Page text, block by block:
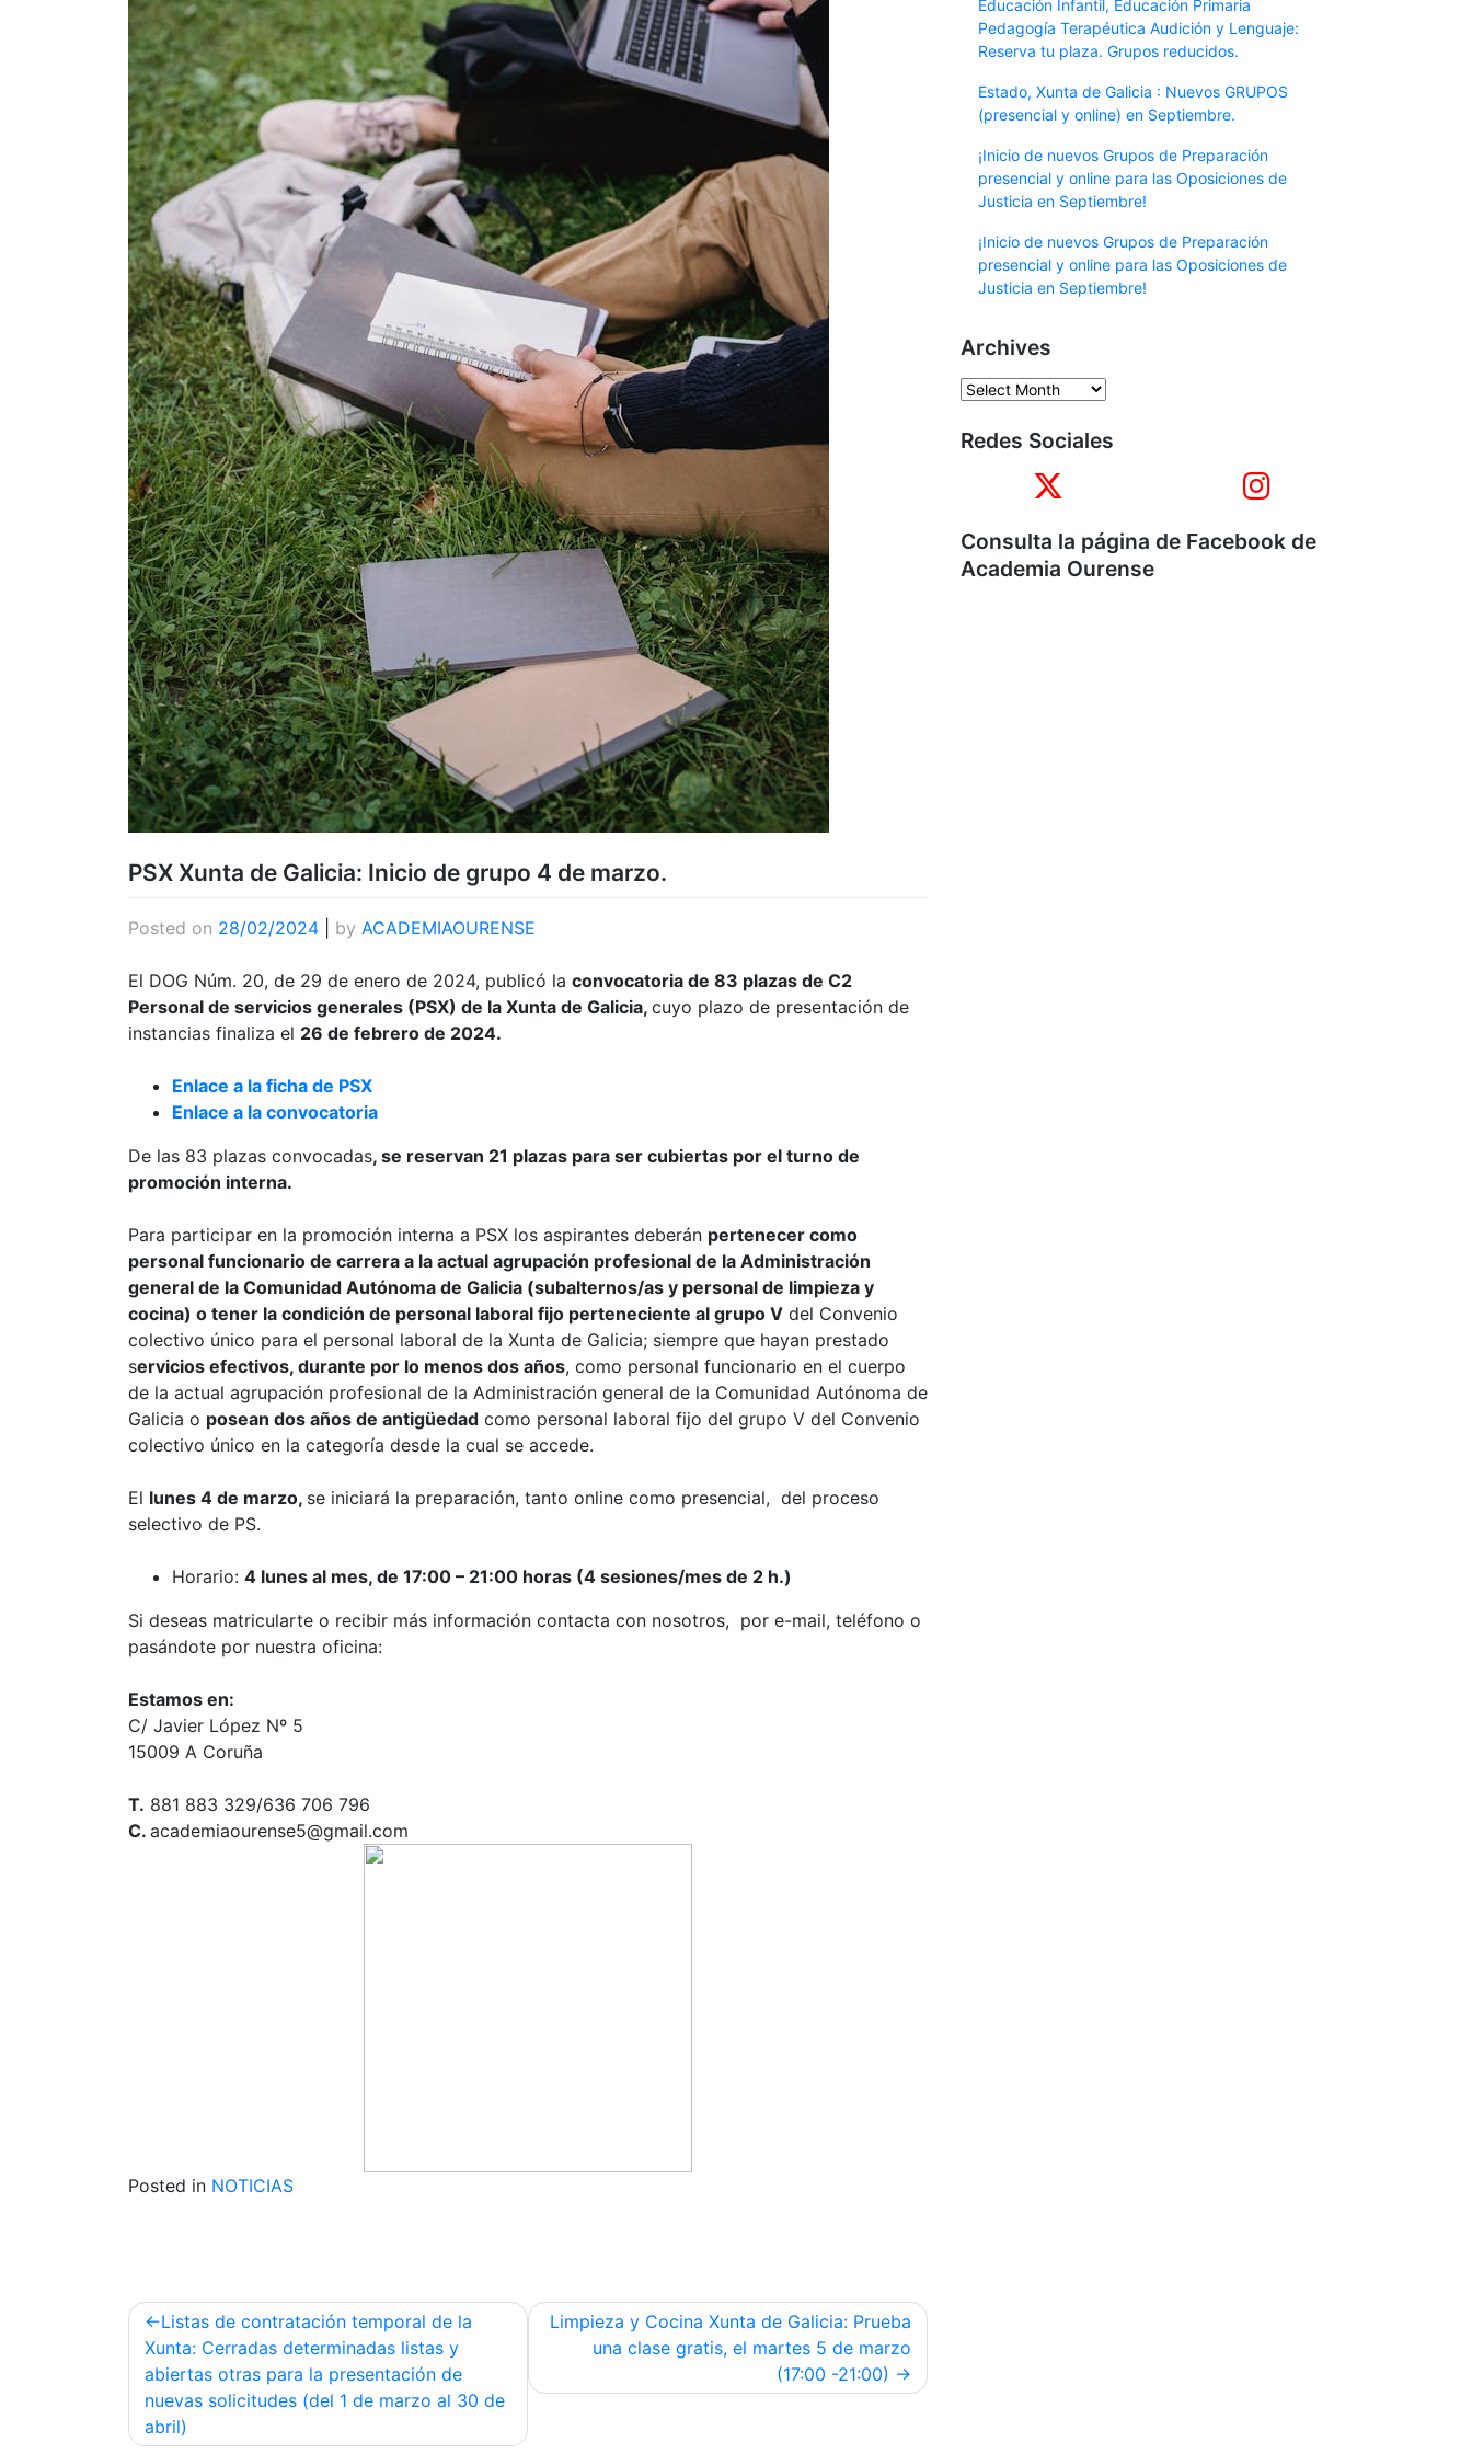
PSX Xunta de Galicia: Inicio de grupo 4 de marzo.
Posted on 28/02/2024 by ACADEMIAOURENSE
El DOG Núm. 20, de 29 de enero de 2024, publicó la convocatoria de 83 plazas de C2
Personal de servicios generales (PSX) de la Xunta de Galicia, cuyo plazo de presentación de
instancias finaliza el 26 de febrero de 2024.
Enlace a la ficha de PSX
Enlace a la convocatoria
De las 83 plazas convocadas, se reservan 21 plazas para ser cubiertas por el turno de
promoción interna.
Para participar en la promoción interna a PSX los aspirantes deberán pertenecer como
personal funcionario de carrera a la actual agrupación profesional de la Administración
general de la Comunidad Autónoma de Galicia (subalternos/as y personal de limpieza y
cocina) o tener la condición de personal laboral fijo perteneciente al grupo V del Convenio
colectivo único para el personal laboral de la Xunta de Galicia; siempre que hayan prestado
servicios efectivos, durante por lo menos dos años, como personal funcionario en el cuerpo
de la actual agrupación profesional de la Administración general de la Comunidad Autónoma de
Galicia o posean dos años de antigüedad como personal laboral fijo del grupo V del Convenio
colectivo único en la categoría desde la cual se accede.
El lunes 4 de marzo, se iniciará la preparación, tanto online como presencial, del proceso
selectivo de PS.
Horario: 4 lunes al mes, de 17:00 – 21:00 horas (4 sesiones/mes de 2 h.)
Si deseas matricularte o recibir más información contacta con nosotros, por e-mail, teléfono o
pasándote por nuestra oficina:
Estamos en:
C/ Javier López Nº 5
15009 A Coruña
T. 881 883 329/636 706 796
C. academiaourense5@gmail.com
Posted in NOTICIAS
Post
navigation
Listas de contratación temporal de la
Xunta: Cerradas determinadas listas y
abiertas otras para la presentación de
nuevas solicitudes (del 1 de marzo al 30 de
abril)
Limpieza y Cocina Xunta de Galicia: Prueba
una clase gratis, el martes 5 de marzo
(17:00 -21:00)
Educación Infantil, Educación Primaria
Pedagogía Terapéutica Audición y Lenguaje:
Reserva tu plaza. Grupos reducidos.
Estado, Xunta de Galicia : Nuevos GRUPOS
(presencial y online) en Septiembre.
¡Inicio de nuevos Grupos de Preparación
presencial y online para las Oposiciones de
Justicia en Septiembre!
¡Inicio de nuevos Grupos de Preparación
presencial y online para las Oposiciones de
Justicia en Septiembre!
Archives
Archives
Redes Sociales
Consulta la página de Facebook de
Academia Ourense